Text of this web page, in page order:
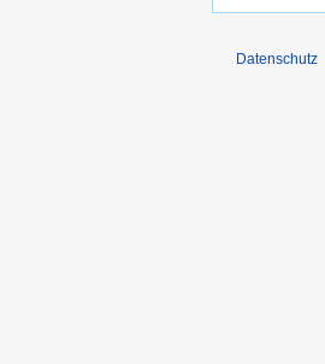
Datenschutz